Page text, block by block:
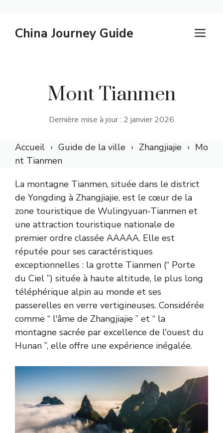
China Journey Guide
Mont Tianmen
Dernière mise à jour : 2 janvier 2026
Accueil Guide de la ville Zhangjiajie
Mo
nt Tianmen
La montagne Tianmen, située dans le district
de Yongding à Zhangjiajie, est le cœur de la
zone touristique de Wulingyuan-Tianmen et
une attraction touristique nationale de
premier ordre classée AAAAA. Elle est
réputée pour ses caractéristiques
exceptionnelles : la grotte Tianmen (“ Porte
du Ciel ”) située à haute altitude, le plus long
téléphérique alpin au monde et ses
passerelles en verre vertigineuses. Considérée
comme “ l'âme de Zhangjiajie ” et “ la
montagne sacrée par excellence de l'ouest du
Hunan ”, elle offre une expérience inégalée.